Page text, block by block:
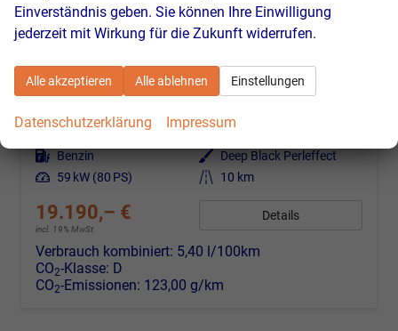
Volkswagen Polo
unverbindliche Lieferzeit:7 Tage Neuwagen
Kraftstoff Benzin Außenfarbe Deep Black Perleffect
Leistung 59 kW (80 PS) Kilometerstand 10 km
19.190,– €
incl. 19% MwSt.
Details
Verbrauch kombiniert: 5,40 l/100km
CO2-Klasse: D
CO2-Emissionen: 123,00 g/km
Einverständnis geben. Sie können Ihre Einwilligung
jederzeit mit Wirkung für die Zukunft widerrufen.
Alle akzeptieren Alle ablehnen Einstellungen
Datenschutzerklärung Impressum